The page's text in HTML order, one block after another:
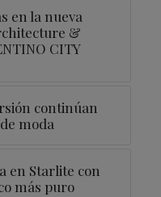
en la nueva
&
CITY
continúan
moda
en Starlite con
más puro